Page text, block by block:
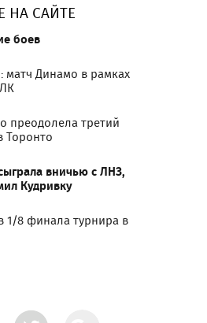
НА САЙТЕ
боев
матч Динамо в рамках
преодолела третий
Торонто
вничью с ЛНЗ,
Кудривку
1/8 финала турнира в